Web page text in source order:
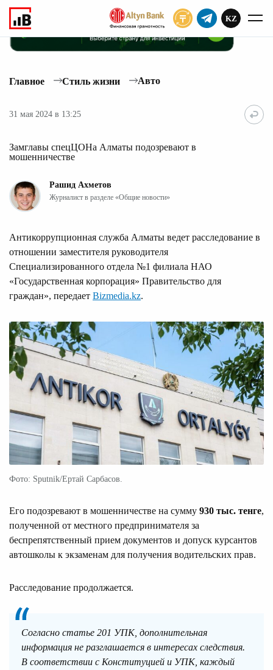
KZ
Главное Стиль жизни Авто
31 мая 2024 в 13:25
Замглавы спецЦОНа Алматы подозревают в
мошенничестве
Рашид Ахметов
Журналист в разделе «Общие новости»
Антикоррупционная служба Алматы ведет расследование в
отношении заместителя руководителя
Специализированного отдела №1 филиала НАО
«Государственная корпорация» Правительство для
граждан», передает Bizmedia.kz.
Фото: Sputnik/Ертай Сарбасов.
Его подозревают в мошенничестве на сумму 930 тыс. тенге,
полученной от местного предпринимателя за
беспрепятственный прием документов и допуск курсантов
автошколы к экзаменам для получения водительских прав.
Расследование продолжается.
Согласно статье 201 УПК, дополнительная
информация не разглашается в интересах следствия.
В соответствии с Конституцией и УПК, каждый